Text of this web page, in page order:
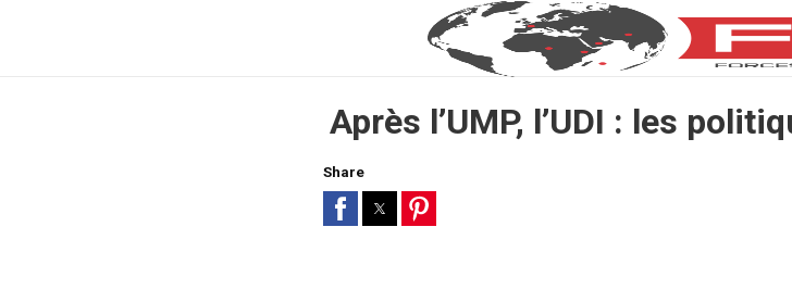
Après l’UMP, l’UDI : les
Share